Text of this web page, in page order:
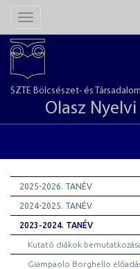
Toggle
SZTE Bölcsészet- és
Olasz
2025-2026. TANÉV
2024-2025. TANÉV
2023-2024. TANÉV
Kutató diákok
Giampaolo Borghello